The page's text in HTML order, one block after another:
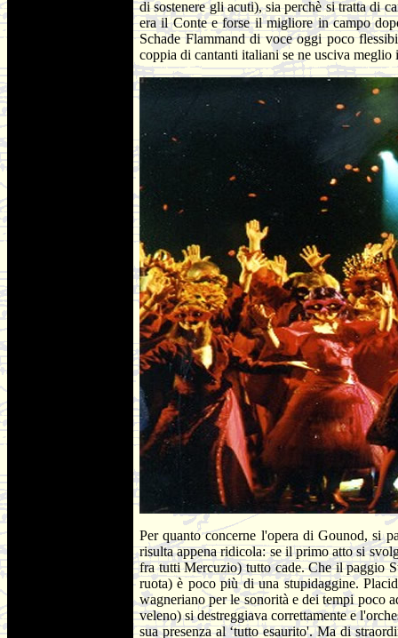
di sostenere gli acuti), sia perchè si tratta di
era il Conte e forse il migliore in campo
Schade Flammand di voce oggi poco
coppia di cantanti italiani se ne usciva
Per quanto concerne l'opera di Gounod, si
risulta appena ridicola: se il primo atto si
fra tutti Mercuzio) tutto cade. Che il paggio
ruota) è poco più di una stupidaggine.
wagneriano per le sonorità e dei tempi poco
veleno) si destreggiava correttamente e
sua presenza al ‘tutto esaurito'. Ma di